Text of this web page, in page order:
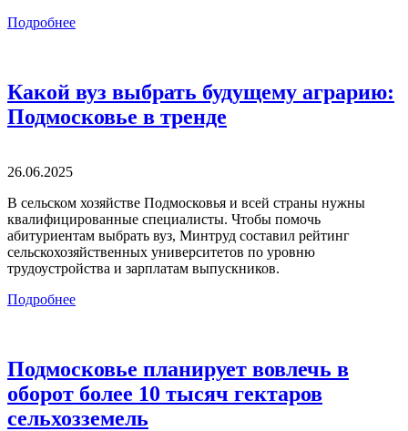
Подробнее
Какой вуз выбрать будущему аграрию:
Подмосковье в тренде
26.06.2025
В сельском хозяйстве Подмосковья и всей страны нужны
квалифицированные специалисты. Чтобы помочь
абитуриентам выбрать вуз, Минтруд составил рейтинг
сельскохозяйственных университетов по уровню
трудоустройства и зарплатам выпускников.
Подробнее
Подмосковье планирует вовлечь в
оборот более 10 тысяч гектаров
сельхозземель